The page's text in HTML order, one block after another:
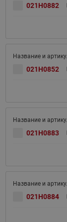
021H0882
021H0852
021H0883
021H0884